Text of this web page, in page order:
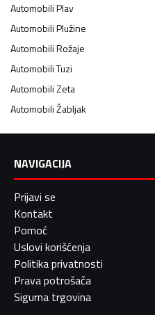
AutomobiliPlav
AutomobiliPlužine
AutomobiliRožaje
AutomobiliTuzi
AutomobiliZeta
AutomobiliŽabljak
NAVIGACIJA
Prijavi se
Kontakt
Pomoć
Uslovi korišćenja
Politika privatnosti
Prava potrošača
Sigurna trgovina